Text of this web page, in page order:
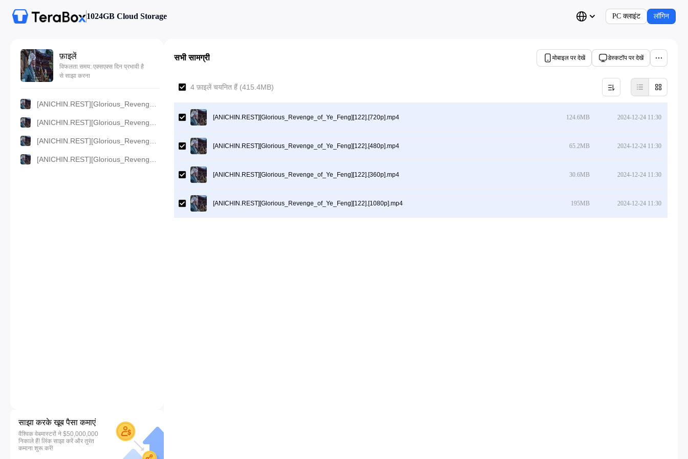
1024GB Cloud Storage PC क्लाइंट लॉगिन
फ़ाइलें
विफलता समय: एक्सएक्स दिन प्रभावी है
से साझा करना
साझा करके खूब पैसा कमाएं
वैश्विक वेबमास्टरों ने $50,000,000
निकाले हैं! लिंक साझा करें और तुरंत
कमाना शुरू करें!
सभी सामग्री मोबाइल पर देखें डेस्कटॉप पर देखें
4 फ़ाइलें चयनित हैं (415.4MB)
[ANICHIN.REST][Glorious_Revenge_of_Ye_Feng][122].[720p].mp4 124.6MB 2024-12-24 11:30
[ANICHIN.REST][Glorious_Revenge_of_Ye_Feng][122].[480p].mp4 65.2MB 2024-12-24 11:30
[ANICHIN.REST][Glorious_Revenge_of_Ye_Feng][122].[360p].mp4 30.6MB 2024-12-24 11:30
[ANICHIN.REST][Glorious_Revenge_of_Ye_Feng][122].[1080p].mp4 195MB 2024-12-24 11:30